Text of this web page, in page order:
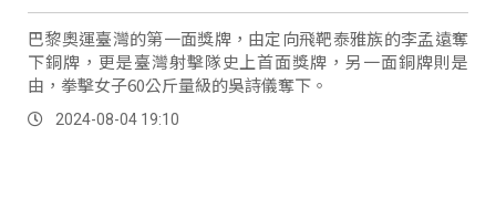
巴黎奧運臺灣的第一面獎牌，由定向飛靶泰雅族的李孟遠奪
下銅牌，更是臺灣射擊隊史上首面獎牌，另一面銅牌則是
由，拳擊女子60公斤量級的吳詩儀奪下。
2024-08-04 19:10